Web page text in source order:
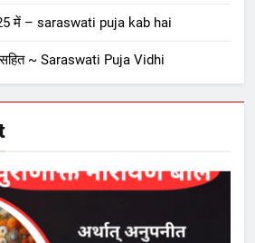
में – saraswati puja kab hai
सहित ~ Saraswati Puja Vidhi